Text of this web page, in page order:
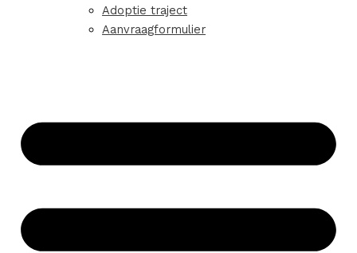
Adoptie traject
Aanvraagformulier